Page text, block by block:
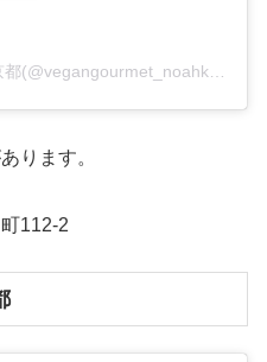
京都ヴィーガングルメ / ノア京都(@vegangourmet_noahkyoto)がシェアした投稿
ります。
112-2